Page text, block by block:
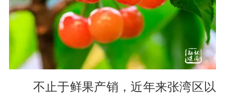
不止于鲜果产销，近年来张湾区以